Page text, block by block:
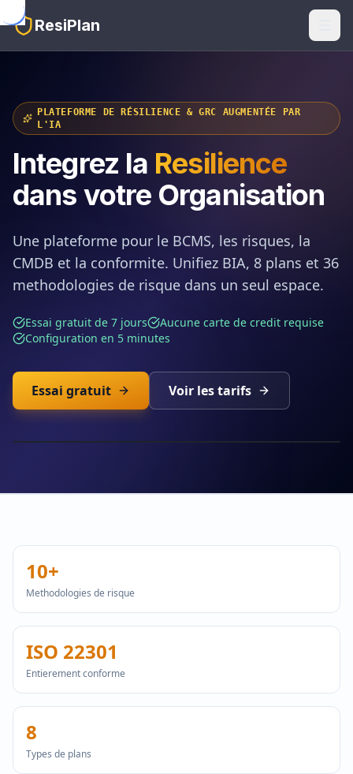
Skip to main content
ResiPlan
PLATEFORME DE RÉSILIENCE & GRC AUGMENTÉE PAR
L'IA
Integrez la Resilience
dans votre Organisation
Une plateforme pour le BCMS, les risques, la
CMDB et la conformite. Unifiez BIA, 8 plans et 36
methodologies de risque dans un seul espace.
Essai gratuit de 7 jours
Aucune carte de credit requise
Configuration en 5 minutes
Essai gratuit Voir les tarifs
10+
Methodologies de risque
ISO 22301
Entierement conforme
8
Types de plans